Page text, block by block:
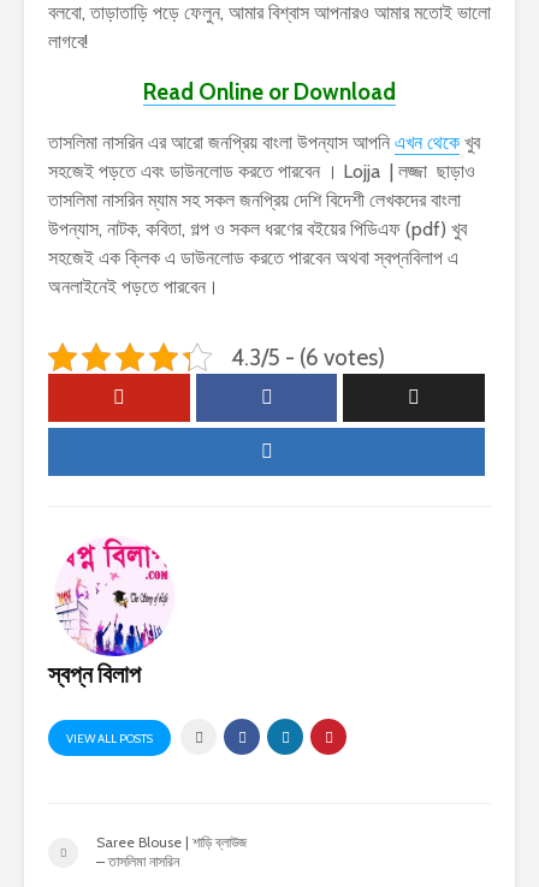
বলবো, তাড়াতাড়ি পড়ে ফেলুন, আমার বিশ্বাস আপনারও আমার মতোই ভালো
লাগবে!
Read Online or Download
তাসলিমা নাসরিন এর আরো জনপ্রিয় বাংলা উপন্যাস আপনি এখন থেকে খুব
সহজেই পড়তে এবং ডাউনলোড করতে পারবেন । Lojja | লজ্জা ছাড়াও
তাসলিমা নাসরিন ম্যাম সহ সকল জনপ্রিয় দেশি বিদেশী লেখকদের বাংলা
উপন্যাস, নাটক, কবিতা, গল্প ও সকল ধরণের বইয়ের পিডিএফ (pdf) খুব
সহজেই এক ক্লিক এ ডাউনলোড করতে পারবেন অথবা স্বপ্নবিলাপ এ
অনলাইনেই পড়তে পারবেন।
4.3/5 - (6 votes)
স্বপ্ন বিলাপ
VIEW ALL POSTS
Saree Blouse | শাড়ি ব্লাউজ
– তাসলিমা নাসরিন